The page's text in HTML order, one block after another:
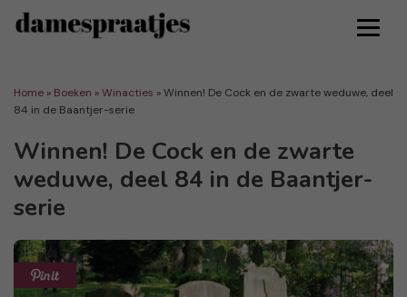
Home » Boeken »Winacties »Winnen! De Cock en de zwarte weduwe, deel
84 in de Baantjer-serie
Winnen! De Cock en de zwarte
weduwe, deel 84 in de Baantjer-
serie